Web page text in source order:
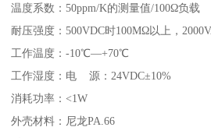
温度系数：50ppm/K的测量值/100Ω负载
耐压强度：500VDC时100MΩ以上，
工作温度：-10℃—+70℃
工作湿度： 电 源：24VDC±10%
消耗功率：<1W
外壳材料：尼龙PA.66